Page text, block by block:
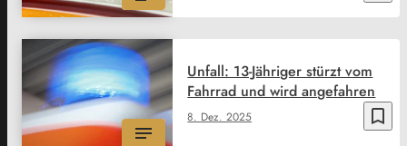
bookmark_border
8. Dez. 2025
Unfall: 13-Jähriger stürzt vom
Fahrrad und wird angefahren